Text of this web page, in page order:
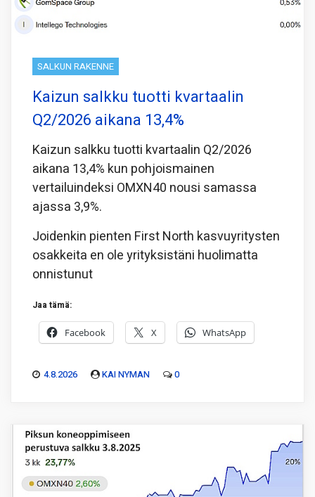
SALKUN RAKENNE
Kaizun salkku tuotti kvartaalin
Q2/2026 aikana 13,4%
Kaizun salkku tuotti kvartaalin Q2/2026
aikana 13,4% kun pohjoismainen
vertailuindeksi OMXN40 nousi samassa
ajassa 3,9%.
Joidenkin pienten First North kasvuyritysten
osakkeita en ole yrityksistäni huolimatta
onnistunut
Jaa tämä:
Facebook X WhatsApp
4.8.2026 KAI NYMAN 0